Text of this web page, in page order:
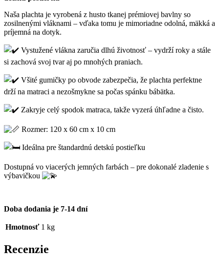
Naša plachta je vyrobená z husto tkanej prémiovej bavlny so
zosilnenými vláknami – vďaka tomu je mimoriadne odolná, mäkká a
príjemná na dotyk.
Vystužené vlákna zaručia dlhú životnosť – vydrží roky a stále
si zachová svoj tvar aj po mnohých praniach.
Všité gumičky po obvode zabezpečia, že plachta perfektne
drží na matraci a nezošmykne sa počas spánku bábätka.
Zakryje celý spodok matraca, takže vyzerá úhľadne a čisto.
Rozmer: 120 x 60 cm x 10 cm
Ideálna pre štandardnú detskú postieľku
Dostupná vo viacerých jemných farbách – pre dokonalé zladenie s
výbavičkou
Doba dodania je 7-14 dní
Hmotnosť 1 kg
Recenzie